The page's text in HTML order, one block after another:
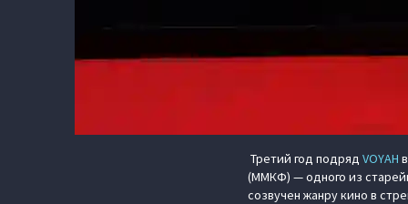
Третий год подряд VOYAH
(ММКФ) — одного из
созвучен жанру кино в